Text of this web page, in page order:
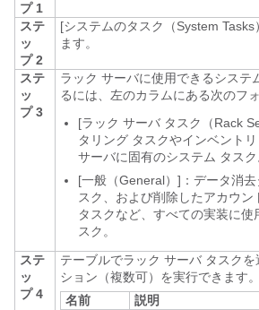
プ 1
ステ
ッ
プ 2
[システムのタスク（System Tasks
ます。
ステ
ッ
プ 3
ラック サーバに使用できるシステ
るには、左のカラムにある次のフ
[ラック サーバ タスク（Rack
タリング タスクやインベント
サーバに固有のシステム タスク
[一般（General）]：データ消
スク、および削除したアカウ
タスクなど、すべての実装に使
スク。
ステ
ッ
プ 4
テーブルでラック サーバ タスク
ション（複数可）を実行できます。
名前
説明